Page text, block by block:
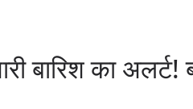
बारिश का अलर्ट!